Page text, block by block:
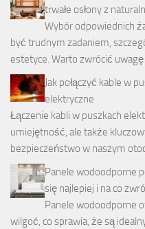
trwałe osłony z
Wybór odpowiednich
być trudnym zadaniem,
estetyce. Warto zwrócić
Jak połączyć kable w
elektryczne
Łączenie kabli w puszkach
umiejętność, ale także
bezpieczeństwo w naszym
Panele wodoodporne
się najlepiej i na co
Panele wodoodporne
wilgoć, co sprawia, że są